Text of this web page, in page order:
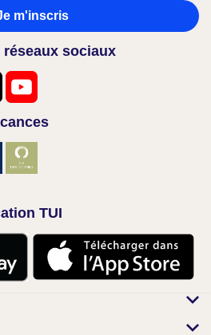
m'inscris
sociaux
TUI